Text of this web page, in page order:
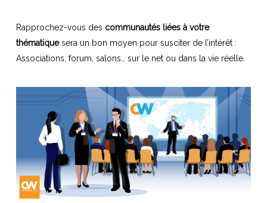
Rapprochez-vous des communautés liées à votre
thématiquesera un bon moyen pour susciter de l’intérêt :
Associations, forum, salons… sur le net ou dans la vie réelle.